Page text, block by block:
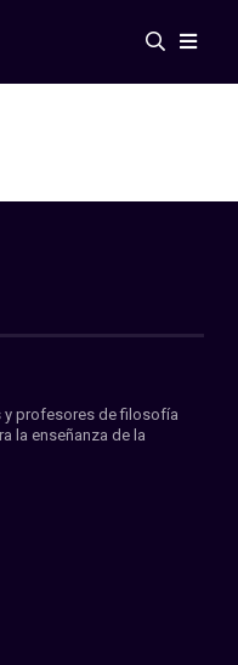
y profesores de filosofía
la enseñanza de la